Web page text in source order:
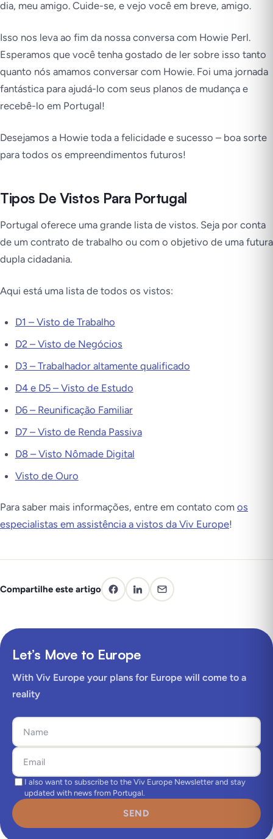
dia, meu amigo. Cuide-se, e vejo você em breve, amigo.
Isso nos leva ao fim da nossa conversa com Howie Perl.
Esperamos que você tenha gostado de ler sobre isso tanto
quanto nós amamos conversar com Howie. Foi uma jornada
fantástica para ajudá-lo com seus planos de mudança e
recebê-lo em Portugal!
Desejamos a Howie toda a felicidade e sucesso – boa sorte
para todos os empreendimentos futuros!
Tipos De Vistos Para Portugal
Portugal oferece uma grande lista de vistos. Seja por conta
de um contrato de trabalho ou com o objetivo de uma futura
dupla cidadania.
Aqui está uma lista de todos os vistos:
D1 – Visto de Trabalho
D2 – Visto de Negócios
D3 – Trabalhador altamente qualificado
D4 e D5 – Visto de Estudo
D6 – Reunificação Familiar
D7 – Visto de Renda Passiva
D8 – Visto Nômade Digital
Visto de Ouro
Para saber mais informações, entre em contato com os
especialistas em assistência a vistos da Viv Europe!
Compartilhe este artigo
Let’s Move to Europe
With Viv Europe your plans for Europe will come to a
reality
I also want to subscribe to the Viv Europe Newsletter and stay
updated with news from Portugal.
SEND